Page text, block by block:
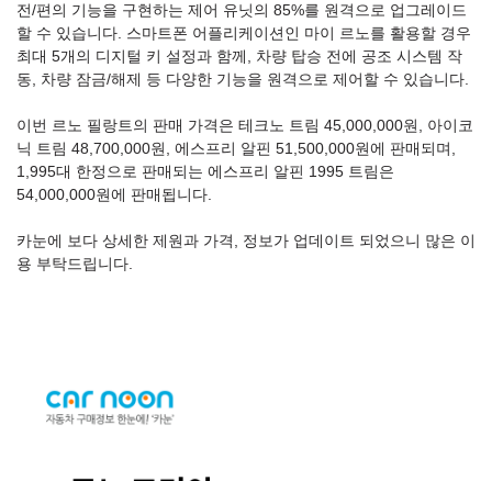
전/편의 기능을 구현하는 제어 유닛의 85%를 원격으로 업그레이드
할 수 있습니다. 스마트폰 어플리케이션인 마이 르노를 활용할 경우
최대 5개의 디지털 키 설정과 함께, 차량 탑승 전에 공조 시스템 작
동, 차량 잠금/해제 등 다양한 기능을 원격으로 제어할 수 있습니다.
이번 르노 필랑트의 판매 가격은 테크노 트림 45,000,000원, 아이코
닉 트림 48,700,000원, 에스프리 알핀 51,500,000원에 판매되며,
1,995대 한정으로 판매되는 에스프리 알핀 1995 트림은
54,000,000원에 판매됩니다.
카눈에 보다 상세한 제원과 가격, 정보가 업데이트 되었으니 많은 이
용 부탁드립니다.